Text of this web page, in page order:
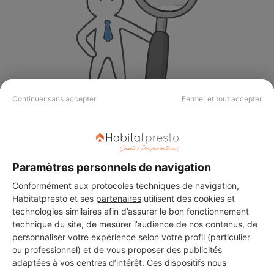
Continuer sans accepter Fermer et tout accepter
Paramètres personnels de navigation
Conformément aux protocoles techniques de navigation,
Habitatpresto et ses partenaires utilisent des cookies et
technologies similaires afin d’assurer le bon fonctionnement
technique du site, de mesurer l’audience de nos contenus, de
personnaliser votre expérience selon votre profil (particulier
ou professionnel) et de vous proposer des publicités
adaptées à vos centres d’intérêt. Ces dispositifs nous
géographique.
PROFESSIONNEL, VOUS
SOUHAITEZ NOUS
REJOINDRE ?